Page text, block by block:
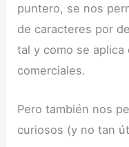
puntero, se nos
de caracteres por
tal y como se
comerciales.
Pero también nos
curiosos (y no tan